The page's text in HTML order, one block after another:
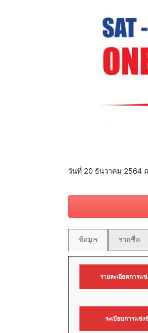
วันที่ 20 ธันวาคม 2564
ข้อมูล รายชื่อ
รายละเอียดการแ
ระเบียบการแข่ง